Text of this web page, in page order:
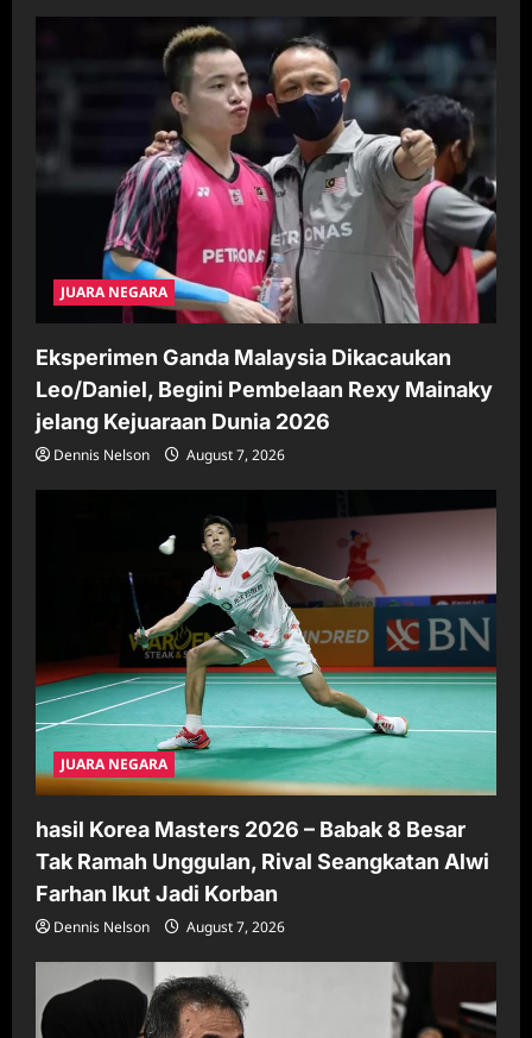
JUARA NEGARA
Eksperimen Ganda Malaysia Dikacaukan
Leo/Daniel, Begini Pembelaan Rexy Mainaky
jelang Kejuaraan Dunia 2026
Dennis Nelson August 7, 2026
JUARA NEGARA
hasil Korea Masters 2026 – Babak 8 Besar
Tak Ramah Unggulan, Rival Seangkatan Alwi
Farhan Ikut Jadi Korban
Dennis Nelson August 7, 2026